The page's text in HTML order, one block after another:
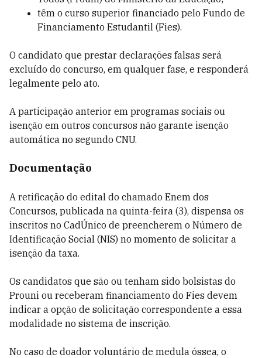
têm o curso superior financiado pelo Fundo de
Financiamento Estudantil (Fies).
O candidato que prestar declarações falsas será
excluído do concurso, em qualquer fase, e responderá
legalmente pelo ato.
A participação anterior em programas sociais ou
isenção em outros concursos não garante isenção
automática no segundo CNU.
Documentação
A retificação do edital do chamado Enem dos
Concursos, publicada na quinta-feira (3), dispensa os
inscritos no CadÚnico de preencherem o Número de
Identificação Social (NIS) no momento de solicitar a
isenção da taxa.​​
​Os candidatos que são ou tenham sido bolsistas do
Prouni ou receberam financiamento do Fies devem
indicar a opção de solicitação correspondente a essa
modalidade no sistema de inscrição.
No caso de doador voluntário de medula óssea, o